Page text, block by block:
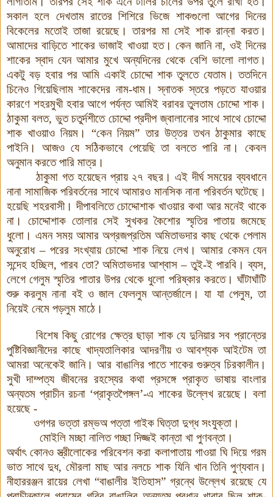
সকাল হলে দেখতাম রাতের শিশিরে ভিজে শাকগুলো আগের দিনের
বিকেলের মতোই তাজা রয়েছে। তারপর মা সেই শাক রান্না করত।
আমাদের বাড়িতে শাকের ভাজাই খাওয়া হত। কেন জানি না, ওই দিনের
শাকের স্বাদ যেন আমার মুখে অন্যদিনের থেকে বেশি ভালো লাগত।
একটু বড় হবার পর আমি একাই চোদ্দো শাক তুলতে যেতাম। ততদিনে
চিনেও গিয়েছিলাম শাকেদের নাম-ধাম। স্নাতক স্তরে পড়তে যাওয়ার
কারণে শহরমুখী হবার আগে পর্যন্ত আমিই বরাবর তুলতাম চোদ্দো শাক।
ঠাকুমা বলত, ভুত চতুর্দশীতে চোদ্দো প্রদীপ জ্বালানোর সাথে সাথে চোদ্দো
শাক খাওয়াও নিয়ম। “কেন নিয়ম” তার উত্তর তখন ঠাকুমার কাছে
পাইনি।
আজও যে সঠিকভাবে পেয়েছি তা বলতে পারি না।
কেবল
অনুমান করতে পারি মাত্র।
ঠাকুমা গত হয়েছেন প্রায় ২৭ বছর। এই দীর্ঘ সময়ের ব্যবধানে
নানা সামাজিক পরিবর্তনের সাথে আমারও মানসিক নানা পরিবর্তন ঘটেছে।
হয়েছি শহরবাসী। দীপাবলিতে চোদ্দোশাক খাওয়ার কথা আর মনেই থাকে
না। চোদ্দোশাক তোলার সেই সুখকর কৈশোর স্মৃতির পাতায় জমেছে
ধুলো। এমন সময় আমার অগ্রজপ্রতিম অমিতাভদার কাছ থেকে পেলাম
অনুরোধ – পরের সংখ্যায় চোদ্দো শাক নিয়ে লেখ। আমার কেমন যেন
সন্দেহ হচ্ছিল, পারব তো? অমিতাভদার আশ্বাস – তুই-ই পারবি। ব্যস,
লেগে গেলুম স্মৃতির পাতার উপর থেকে ধুলো পরিষ্কার করতে। ঘাঁটাঘাঁটি
শুরু করলুম নানা বই ও জাল ফেললুম আন্তর্জালে। যা যা পেলুম, তা
নিয়েই নেমে পড়লুম মাঠে।
বিশেষ কিছু রোগের ক্ষেত্র ছাড়া শাক যে দুনিয়ার সব প্রান্তের
পুষ্টিবিজ্ঞানীদের কাছে খাদ্যতালিকার আদরণীয় ও আবশ্যক আইটেম তা
আমরা অনেকেই জানি। আর বাঙালির পাতে শাকের গুরুত্ব চিরকালীন।
সুখী দাম্পত্য জীবনের রহস্যের কথা প্রসঙ্গে প্রাকৃত ভাষায় বাংলার
অন্যতম প্রাচীন রচনা ‘প্রাকৃতপৈঙ্গল’-এ শাকের উল্লেখ রয়েছে। বলা
হয়েছে -
ওগগর ভত্তা রম্ভঅ পত্তা গাইক ঘিত্তা দুগ্ধ সংযুক্তা।
মোইলি মচ্ছা নালিত গচ্ছা দিজ্জই কান্তা খা পুণবন্তা।
অর্থাৎ কোনও স্ত্রীলোকের পরিবেশন করা কলাপাতায় গাওয়া ঘি দিয়ে গরম
ভাত সাথে দুধ, মৌরলা মাছ আর নলচে শাক যিনি খান তিনি পুণ্যবান।
নীহাররঞ্জন রায়ের লেখা “বাঙালীর ইতিহাস” গ্রন্থে উল্লেখ রয়েছে যে